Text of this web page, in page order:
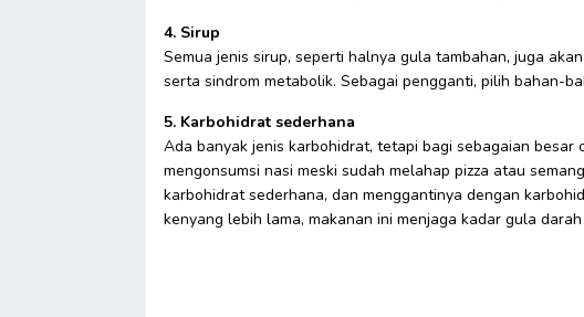
4. Sirup
Semua jenis sirup, seperti halnya gula tambahan, juga
serta sindrom metabolik. Sebagai pengganti, pilih bahan-
5. Karbohidrat sederhana
Ada banyak jenis karbohidrat, tetapi bagi sebagaian besar
mengonsumsi nasi meski sudah melahap pizza atau
karbohidrat sederhana, dan menggantinya dengan
kenyang lebih lama, makanan ini menjaga kadar gula